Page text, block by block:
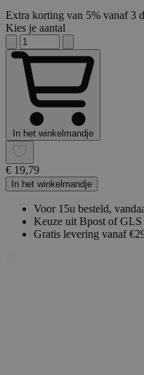
Extra korting van 5% vanaf 3
Kies je aantal
In het winkelmandje
€ 19,79
In het winkelmandje
Voor 15u besteld,
Keuze uit Bpost of GLS
Gratis levering vanaf